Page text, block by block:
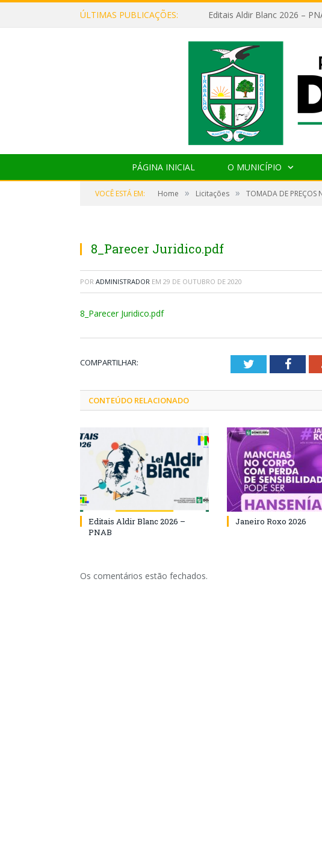
ÚLTIMAS PUBLICAÇÕES: Editais Aldir Blanc 2026 –
PÁGINA INICIAL O MUNICÍPIO
VOCÊ ESTÁ EM: Home » Licitações » TOMADA DE PREÇOS
8_Parecer Juridico.pdf
POR ADMINISTRADOR EM 29 DE OUTUBRO DE 2020
8_Parecer Juridico.pdf
COMPARTILHAR: Twitter
CONTEÚDO RELACIONADO
Editais Aldir Blanc 2026 –
PNAB
Janeiro Roxo 2026
Os comentários estão fechados.